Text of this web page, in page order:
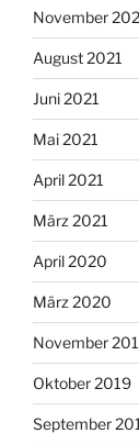
November
August 2021
Juni 2021
Mai 2021
April 2021
März 2021
April 2020
März 2020
November
Oktober 2019
September